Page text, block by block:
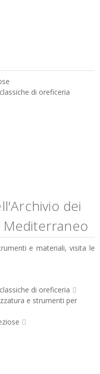
di oreficeria
dei
Mediterraneo
e materiali, visita le
di oreficeria
e strumenti per